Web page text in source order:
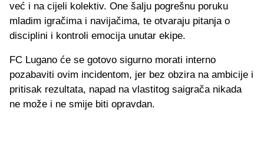
već i na cijeli kolektiv. One šalju pogrešnu poruku
mladim igračima i navijačima, te otvaraju pitanja o
disciplini i kontroli emocija unutar ekipe.
FC Lugano će se gotovo sigurno morati interno
pozabaviti ovim incidentom, jer bez obzira na ambicije i
pritisak rezultata, napad na vlastitog saigrača nikada
ne može i ne smije biti opravdan.